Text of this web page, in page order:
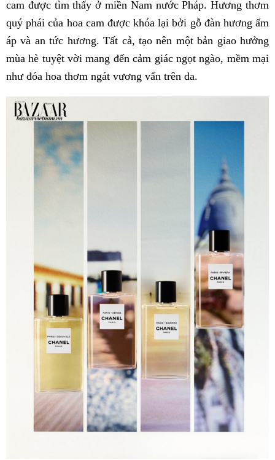
cam được tìm thấy ở miền Nam nước Pháp. Hương thơm
quý phái của hoa cam được khóa lại bởi gỗ đàn hương ấm
áp và an tức hương. Tất cả, tạo nên một bản giao hưởng
mùa hè tuyệt vời mang đến cảm giác ngọt ngào, mềm mại
như đóa hoa thơm ngát vương vấn trên da.